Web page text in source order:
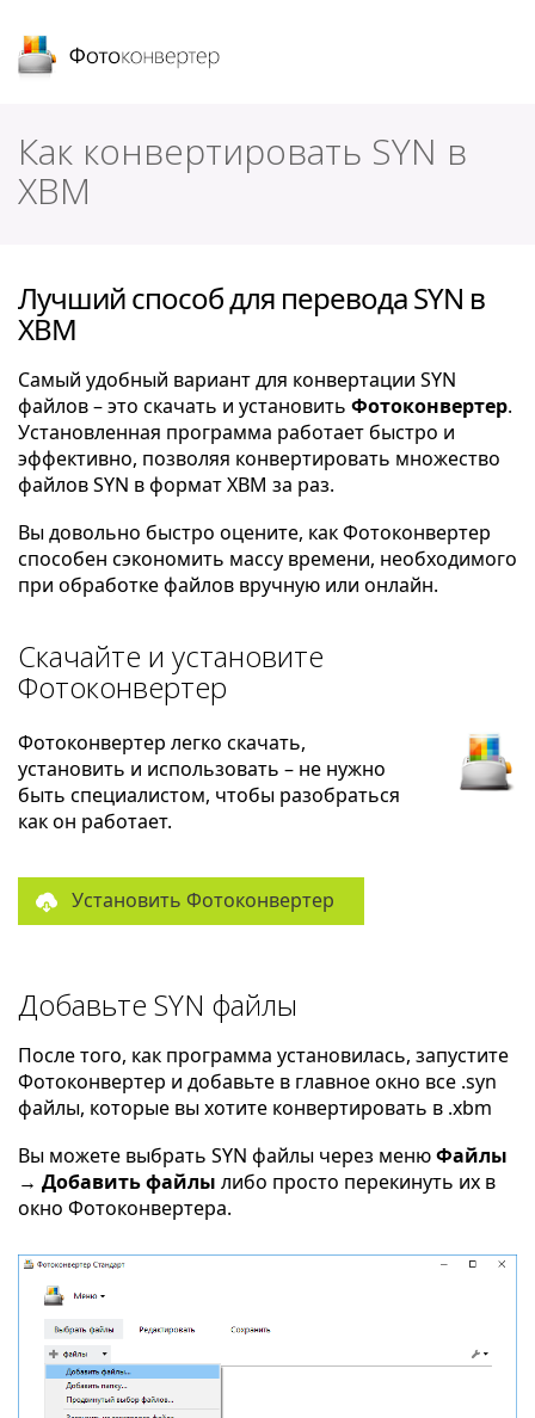
Как конвертировать SYN в
XBM
Лучший способ для перевода SYN в
XBM
Самый удобный вариант для конвертации SYN
файлов – это скачать и установить Фотоконвертер.
Установленная программа работает быстро и
эффективно, позволяя конвертировать множество
файлов SYN в формат XBM за раз.
Вы довольно быстро оцените, как Фотоконвертер
способен сэкономить массу времени, необходимого
при обработке файлов вручную или онлайн.
Скачайте и установите
Фотоконвертер
Фотоконвертер легко скачать,
установить и использовать – не нужно
быть специалистом, чтобы разобраться
как он работает.
Установить Фотоконвертер
Добавьте SYN файлы
После того, как программа установилась, запустите
Фотоконвертер и добавьте в главное окно все .syn
файлы, которые вы хотите конвертировать в .xbm
Вы можете выбрать SYN файлы через менюФайлы
→ Добавить файлы либо просто перекинуть их в
окно Фотоконвертера.